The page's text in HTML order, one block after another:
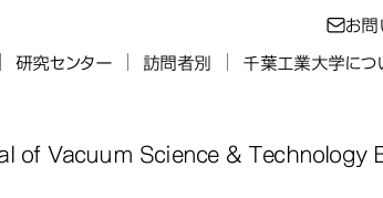
お問
研究センター 訪問者別 千葉工業大学につ
of Vacuum Science & Technology B